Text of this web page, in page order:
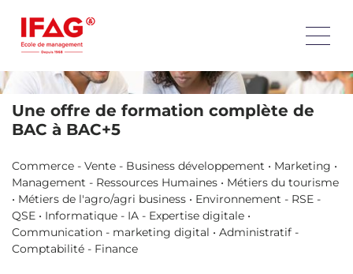
Une offre de formation complète de
BAC à BAC+5
Commerce - Vente - Business développement • Marketing •
Management - Ressources Humaines • Métiers du tourisme
• Métiers de l'agro/agri business • Environnement - RSE -
QSE • Informatique - IA - Expertise digitale •
Communication - marketing digital • Administratif -
Comptabilité - Finance